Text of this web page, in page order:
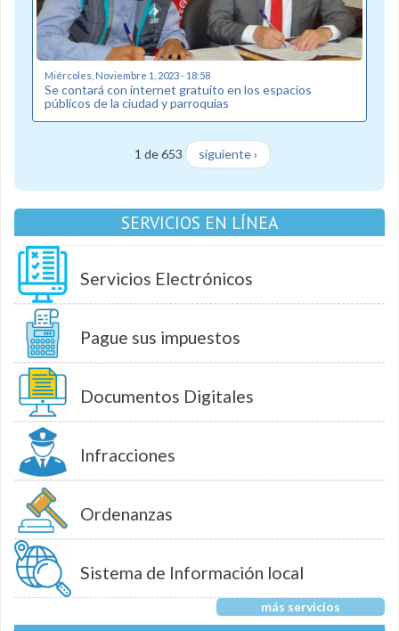
Miércoles, Noviembre 1, 2023 - 18:58
Se contará con internet gratuito en los espacios
públicos de la ciudad y parroquias
1 de 653 siguiente ›
SERVICIOS EN LÍNEA
Servicios Electrónicos
Pague sus impuestos
Documentos Digitales
Infracciones
Ordenanzas
Sistema de Información local
más servicios